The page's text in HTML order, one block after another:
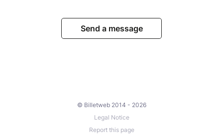
Send a message
© Billetweb 2014 - 2026
Legal Notice
Report this page